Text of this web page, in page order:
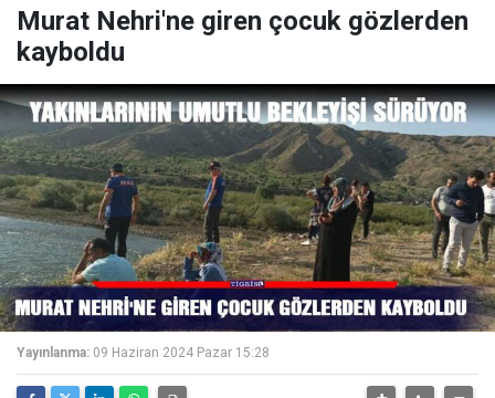
Murat Nehri'ne giren çocuk gözlerden
kayboldu
Yayınlanma: 09 Haziran 2024 Pazar 15:28